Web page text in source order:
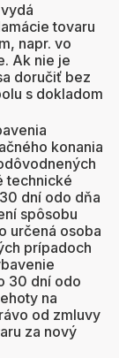
tovaru
napr. vo
Ak nie je
doručiť bez
s dokladom
konania
technické
dní odo dňa
spôsobu
určená osoba
prípadoch
30 dní odo
na
od zmluvy
za nový